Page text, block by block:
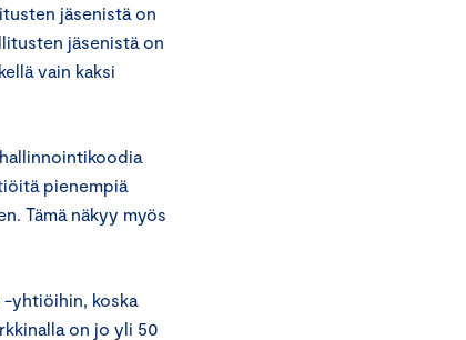
jäsenistä on
jäsenistä on
vain kaksi
pienempiä
Tämä näkyy myös
-yhtiöihin, koska
on jo yli 50